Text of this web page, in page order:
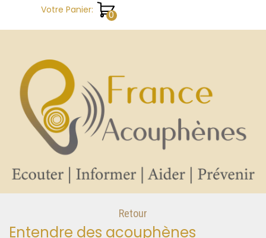
Aller au contenuVotre Panier:
Retour
Entendre des acouphènes